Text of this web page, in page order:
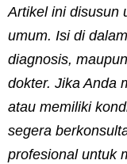
Artikel ini disusun
umum. Isi di
diagnosis,
dokter. Jika Anda
atau memiliki
segera
profesional untuk